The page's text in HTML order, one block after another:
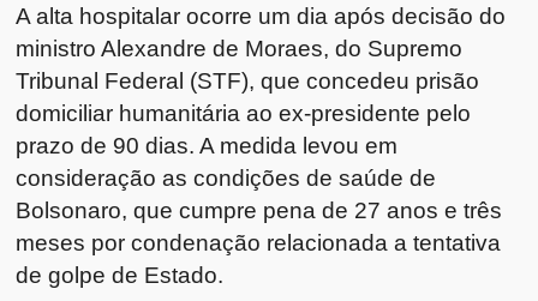
A alta hospitalar ocorre um dia após decisão do
ministroAlexandre de Moraes, do Supremo
Tribunal Federal (STF), que concedeu prisão
domiciliar humanitária ao ex-presidente pelo
prazo de 90 dias. A medida levou em
consideração as condições de saúde de
Bolsonaro, que cumpre pena de 27 anos e três
meses por condenação relacionada a tentativa
de golpe de Estado.